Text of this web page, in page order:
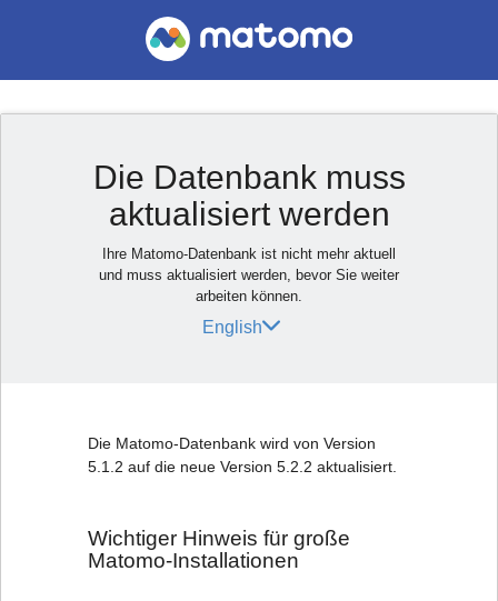
Die Datenbank muss
aktualisiert werden
Ihre Matomo-Datenbank ist nicht mehr aktuell
und muss aktualisiert werden, bevor Sie weiter
arbeiten können.
English
Die Matomo-Datenbank wird von Version
5.1.2 auf die neue Version 5.2.2 aktualisiert.
Wichtiger Hinweis für große
Matomo-Installationen